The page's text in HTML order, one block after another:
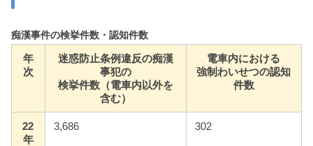
痴漢事件の検挙件数・認知件数
年
次
迷惑防止条例違反の痴漢
事犯の
検挙件数（電車内以外を
含む）
電車内における
強制わいせつの認知
件数
22
年
3,686 302